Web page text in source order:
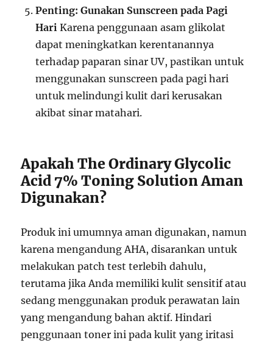
Penting: Gunakan Sunscreen pada Pagi
Hari Karena penggunaan asam glikolat
dapat meningkatkan kerentanannya
terhadap paparan sinar UV, pastikan untuk
menggunakan sunscreen pada pagi hari
untuk melindungi kulit dari kerusakan
akibat sinar matahari.
Apakah The Ordinary Glycolic
Acid 7% Toning Solution Aman
Digunakan?
Produk ini umumnya aman digunakan, namun
karena mengandung AHA, disarankan untuk
melakukan patch test terlebih dahulu,
terutama jika Anda memiliki kulit sensitif atau
sedang menggunakan produk perawatan lain
yang mengandung bahan aktif. Hindari
penggunaan toner ini pada kulit yang iritasi